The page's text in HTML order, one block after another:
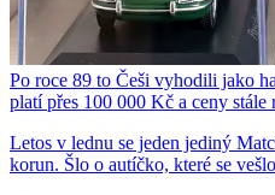
Po roce 89 to Češi vyhodili jako
platí přes 100 000 Kč a ceny stále
Letos v lednu se jeden jediný
korun. Šlo o autíčko, které se